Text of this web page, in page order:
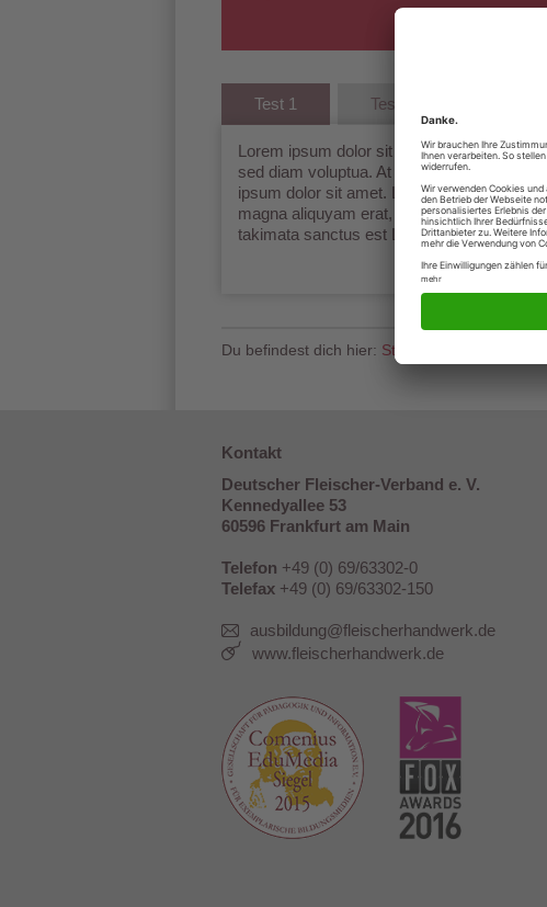
Test 1 Test 2
Lorem ipsum dolor sit amet, consetetur
sed diam voluptua. At vero eos et
ipsum dolor sit amet. Lorem ipsum dolor
magna aliquyam erat, sed diam voluptua.
takimata sanctus est Lorem ipsum dolor
Du befindest dich hier: Startseite
Kontakt
Deutscher Fleischer-Verband e. V.
Kennedyallee 53
60596 Frankfurt am Main
Telefon +49 (0) 69/63302-0
Telefax +49 (0) 69/63302-150
ausbildung@fleischerhandwerk.de
www.fleischerhandwerk.de